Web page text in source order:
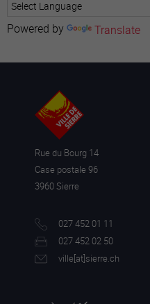
Powered by Translate
Rue du Bourg 14
Case postale 96
3960 Sierre
027 452 01 11
027 452 02 50
ville[at]sierre.ch